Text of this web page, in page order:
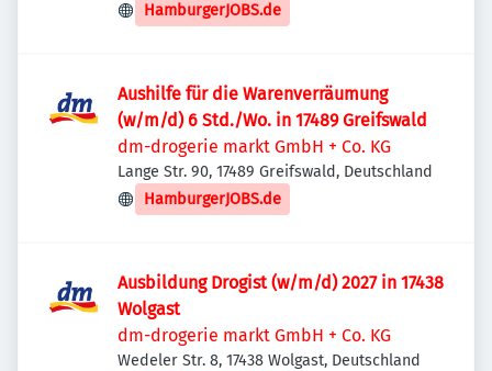
HamburgerJOBS.de
Aushilfe für die Warenverräumung
(w/m/d) 6 Std./Wo. in 17489 Greifswald
dm-drogerie markt GmbH + Co. KG
Lange Str. 90, 17489 Greifswald, Deutschland
HamburgerJOBS.de
Ausbildung Drogist (w/m/d) 2027 in 17438
Wolgast
dm-drogerie markt GmbH + Co. KG
Wedeler Str. 8, 17438 Wolgast, Deutschland